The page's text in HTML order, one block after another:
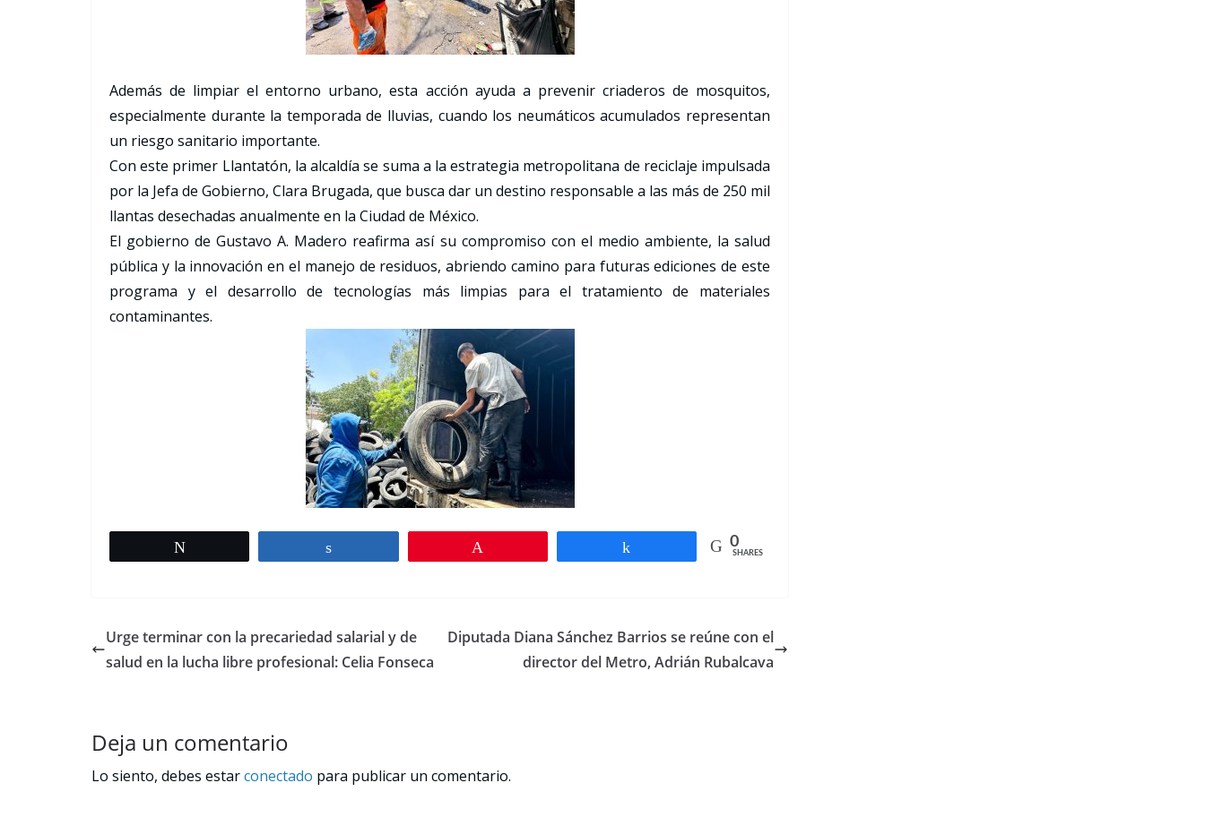
Además de limpiar el entorno urbano, esta acción ayuda a prevenir criaderos de mosquitos,
especialmente durante la temporada de lluvias, cuando los neumáticos acumulados representan
un riesgo sanitario importante.
Con este primer Llantatón, la alcaldía se suma a la estrategia metropolitana de reciclaje impulsada
por la Jefa de Gobierno, Clara Brugada, que busca dar un destino responsable a las más de 250 mil
llantas desechadas anualmente en la Ciudad de México.
El gobierno de Gustavo A. Madero reafirma así su compromiso con el medio ambiente, la salud
pública y la innovación en el manejo de residuos, abriendo camino para futuras ediciones de este
programa y el desarrollo de tecnologías más limpias para el tratamiento de materiales
contaminantes.
0
SHARES
Urge terminar con la precariedad salarial y de
salud en la lucha libre profesional: Celia Fonseca
Diputada Diana Sánchez Barrios se reúne con el
director del Metro, Adrián Rubalcava
Deja un comentario
Lo siento, debes estarconectado para publicar un comentario.